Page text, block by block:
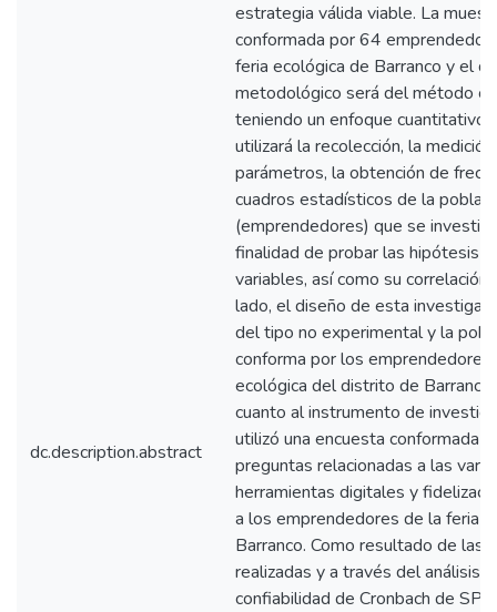
dc.description.abstract
estrategia válida viable. La
conformada por 64
feria ecológica de Barranco y el
metodológico será del método
teniendo un enfoque cuantitativo.
utilizará la recolección, la
parámetros, la obtención de
cuadros estadísticos de la
(emprendedores) que se
finalidad de probar las hipótesis
variables, así como su
lado, el diseño de esta
del tipo no experimental y la
conforma por los emprendedores
ecológica del distrito de
cuanto al instrumento de
utilizó una encuesta conformada
preguntas relacionadas a las
herramientas digitales y
a los emprendedores de la feria
Barranco. Como resultado de las
realizadas y a través del análisis
confiabilidad de Cronbach de